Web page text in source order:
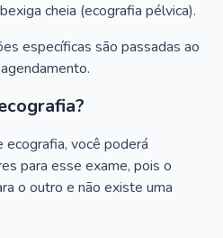
cheia (ecografia pélvica).
específicas são passadas ao
ecografia, você poderá
para esse exame, pois o
o outro e não existe uma